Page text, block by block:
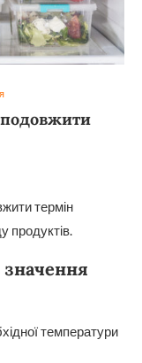
термін
продуктів.
температури